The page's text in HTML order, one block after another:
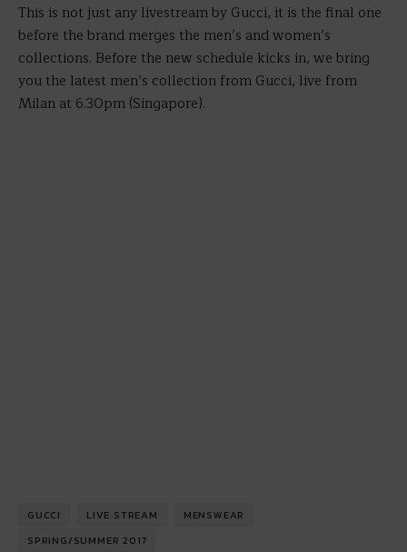
This is not just any livestream by Gucci, it is the final one
before the brand merges the men’s and women’s
collections. Before the new schedule kicks in, we bring
you the latest men’s collection from Gucci, live from
Milan at 6.30pm (Singapore).
GUCCI LIVE STREAM
MENSWEAR
SPRING/SUMMER 2017